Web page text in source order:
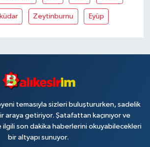
Zeytinburnu Eyüp
temasıyla sizleri buluştururken, sadelik
araya getiriyor. Şatafattan kaçınıyor ve
ilgili son dakika haberlerini okuyabilecekleri
bir altyapı sunuyor.